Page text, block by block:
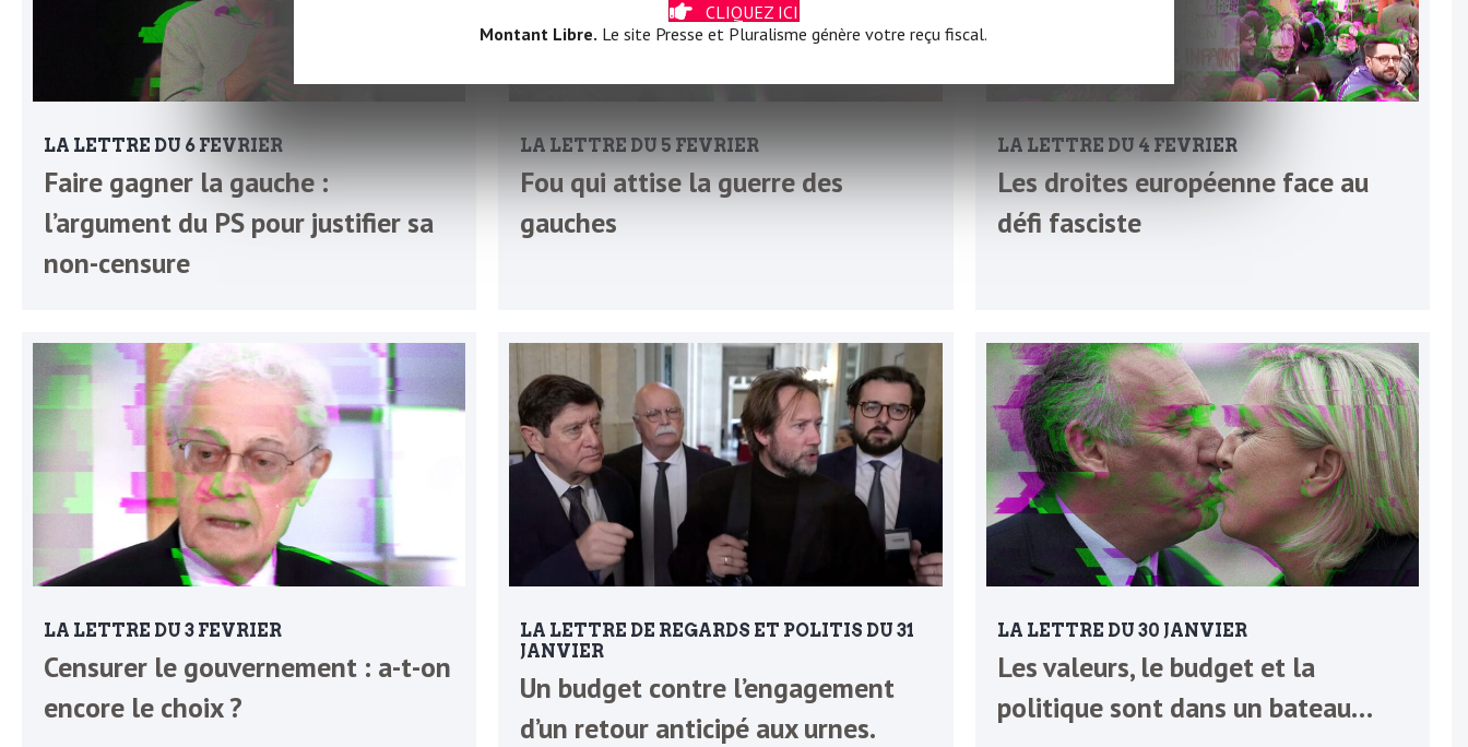
e
f
F
r
o
m
U
S
A
L
d
e
R
e
g
r
d
s
LA LETTRE DU 6 FEVRIER
Faire gagner la gauche :
l’argument du PS pour justifier sa
non-censure
LA LETTRE DU 5 FEVRIER
Fou qui attise la guerre des
gauches
LA LETTRE DU 4 FEVRIER
Les droites européenne face au
défi fasciste
LA LETTRE DU 3 FEVRIER
Censurer le gouvernement : a-t-on
encore le choix ?
LA LETTRE DE REGARDS ET POLITIS DU 31
JANVIER
Un budget contre l’engagement
d’un retour anticipé aux urnes.
LA LETTRE DU 30 JANVIER
Les valeurs, le budget et la
politique sont dans un bateau…
CLIQUEZ ICI
Montant Libre. Le site Presse et Pluralisme génère votre reçu fiscal.